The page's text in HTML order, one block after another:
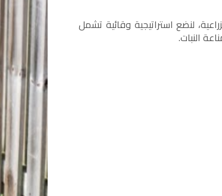
لنضع استراتيجية وقائية تشمل
النبات.